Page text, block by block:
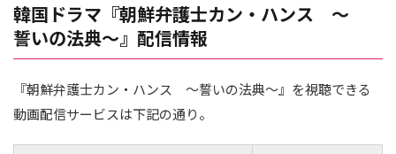
韓国ドラマ『朝鮮弁護士カン・ハンス ～
誓いの法典～』配信情報
『朝鮮弁護士カン・ハンス ～誓いの法典～』を視聴できる
動画配信サービスは下記の通り。